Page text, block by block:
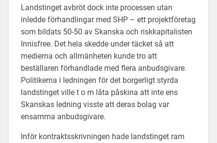
Landstinget avbröt dock inte processen utan
inledde förhandlingar med SHP – ett projektföretag
som bildats 50-50 av Skanska och riskkapitalisten
Innisfree. Det hela skedde under täcket så att
medierna och allmänheten kunde tro att
beställaren förhandlade med flera anbudsgivare.
Politikerna i ledningen för det borgerligt styrda
landstinget ville t o m låta påskina att inte ens
Skanskas ledning visste att deras bolag var
ensamma anbudsgivare.
Inför kontraktsskrivningen hade landstinget ram